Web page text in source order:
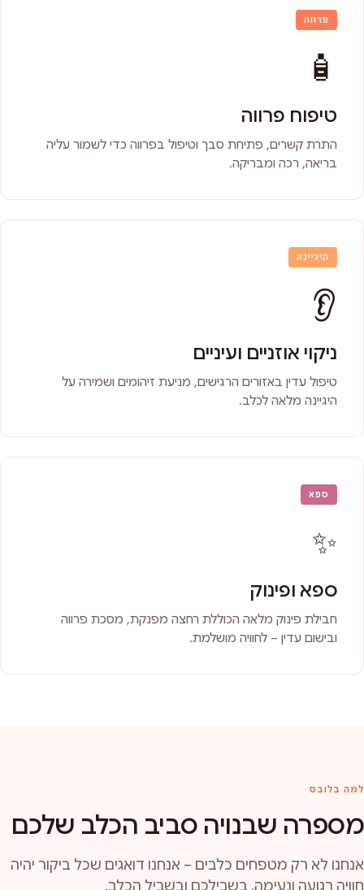
פרווה
🧴
טיפוח פרווה
התרת קשרים, פתיחת סבך וטיפול בפרווה כדי לשמור עליה
בריאה, רכה ומבריקה.
היגיינה
👂
ניקוי אוזניים ועיניים
טיפול עדין באזורים הרגישים, מניעת זיהומים ושמירה על
היגיינה מלאה לכלב.
ספא
✨
ספא ופינוק
חבילת פינוק מלאה הכוללת רחצה מפנקת, מסכת פרווה
ובישום עדין – לחוויה מושלמת.
למה בלובס
מספרה שבנויה סביב הכלב שלכם
אנחנו לא רק מטפחים כלבים – אנחנו דואגים שכל ביקור יהיה
חוויה רגועה ונעימה, בשבילכם ובשביל הכלב.